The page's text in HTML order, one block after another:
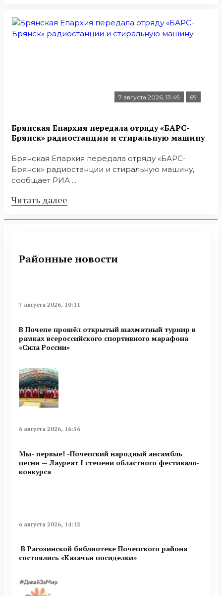
7 августа 2026, 13:49 69
Брянская Епархия передала отряду «БАРС-
Брянск» радиостанции и стиральную машину
Брянская Епархия передала отряду «БАРС-
Брянск» радиостанции и стиральную машину,
сообщает РИА ...
Читать далее
Районные новости
7 августа 2026, 10:11
В Почепе прошёл открытый шахматный турнир в
рамках всероссийского спортивного марафона
«Сила России»
6 августа 2026, 16:56
Мы- первые! -Почепский народный ансамбль
песни — Лауреат I степени областного фестиваля-
конкурса
6 августа 2026, 14:12
В Рагозинской библиотеке Почепского района
состоялись «Казачьи посиделки»